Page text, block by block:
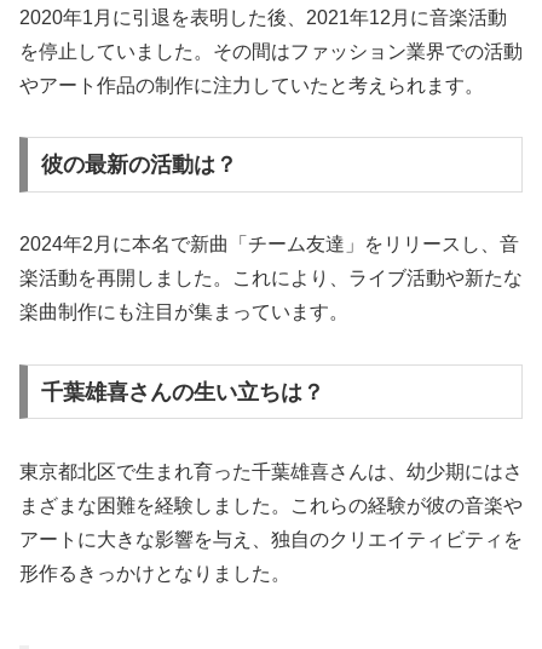
2020年1月に引退を表明した後、2021年12月に音楽活動
を停止していました。その間はファッション業界での活動
やアート作品の制作に注力していたと考えられます。
彼の最新の活動は？
2024年2月に本名で新曲「チーム友達」をリリースし、音
楽活動を再開しました。これにより、ライブ活動や新たな
楽曲制作にも注目が集まっています。
千葉雄喜さんの生い立ちは？
東京都北区で生まれ育った千葉雄喜さんは、幼少期にはさ
まざまな困難を経験しました。これらの経験が彼の音楽や
アートに大きな影響を与え、独自のクリエイティビティを
形作るきっかけとなりました。